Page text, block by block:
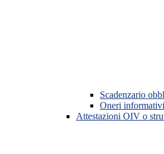
Scadenzario
Oneri
Attestazioni OIV o